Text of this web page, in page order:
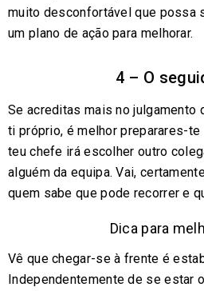
muito desconfortável que possa
um plano de ação para melhorar.
4 – O
Se acreditas mais no julgamento
ti próprio, é melhor preparares-te
teu chefe irá escolher outro
alguém da equipa. Vai,
quem sabe que pode recorrer e
Dica para
Vê que chegar-se à frente é
Independentemente de se estar